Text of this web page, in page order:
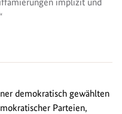
demokratisch gewählten
Parteien,